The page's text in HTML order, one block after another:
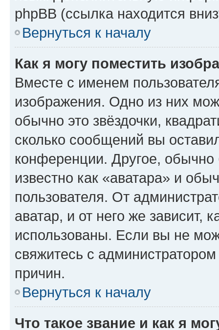
phpBB (ссылка находится
Вернуться к началу
Как я могу поместить
Вместе с именем
изображения. Одно из них
обычно это звёздочки,
сколько сообщений вы
конференции. Другое,
известно как «аватара» и
пользователя. От
аватар, и от него же зависит,
использованы. Если вы не
свяжитесь с
причин.
Вернуться к началу
Что такое звание и как я